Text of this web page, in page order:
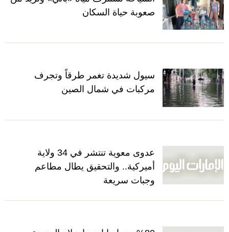
صعوبة حياة السكان
سيول شديدة تغمر طرقاً وتجرف
مركبات في شمال الصين
عدوى معوية تنتشر في 34 ولاية
أميركية.. والتحقيق يطال مطاعم
وجبات سريعة